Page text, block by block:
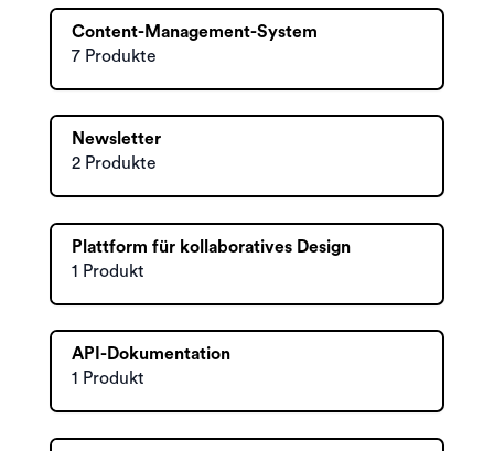
Content-Management-System
7 Produkte
Newsletter
2 Produkte
Plattform für kollaboratives Design
1 Produkt
API-Dokumentation
1 Produkt